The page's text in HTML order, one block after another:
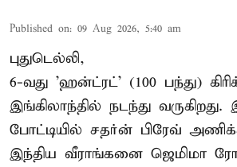
Published on: 09 Aug 2026, 5:40 am
புதுடெல்லி,
6-வது 'ஹன்ட்ரட்' (100 பந்து)
இங்கிலாந்தில் நடந்து
போட்டியில் சதர்ன் பிரேவ்
இந்திய வீராங்கனை ஜெமிமா